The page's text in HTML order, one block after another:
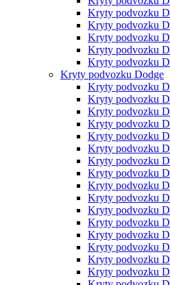
Kryty podvozku
Kryty podvozku
Kryty podvozku
Kryty podvozku
Kryty podvozku
Kryty podvozku Dodge
Kryty podvozku
Kryty podvozku
Kryty podvozku
Kryty podvozku
Kryty podvozku
Kryty podvozku
Kryty podvozku
Kryty podvozku
Kryty podvozku
Kryty podvozku
Kryty podvozku
Kryty podvozku
Kryty podvozku
Kryty podvozku
Kryty podvozku
Kryty podvozku